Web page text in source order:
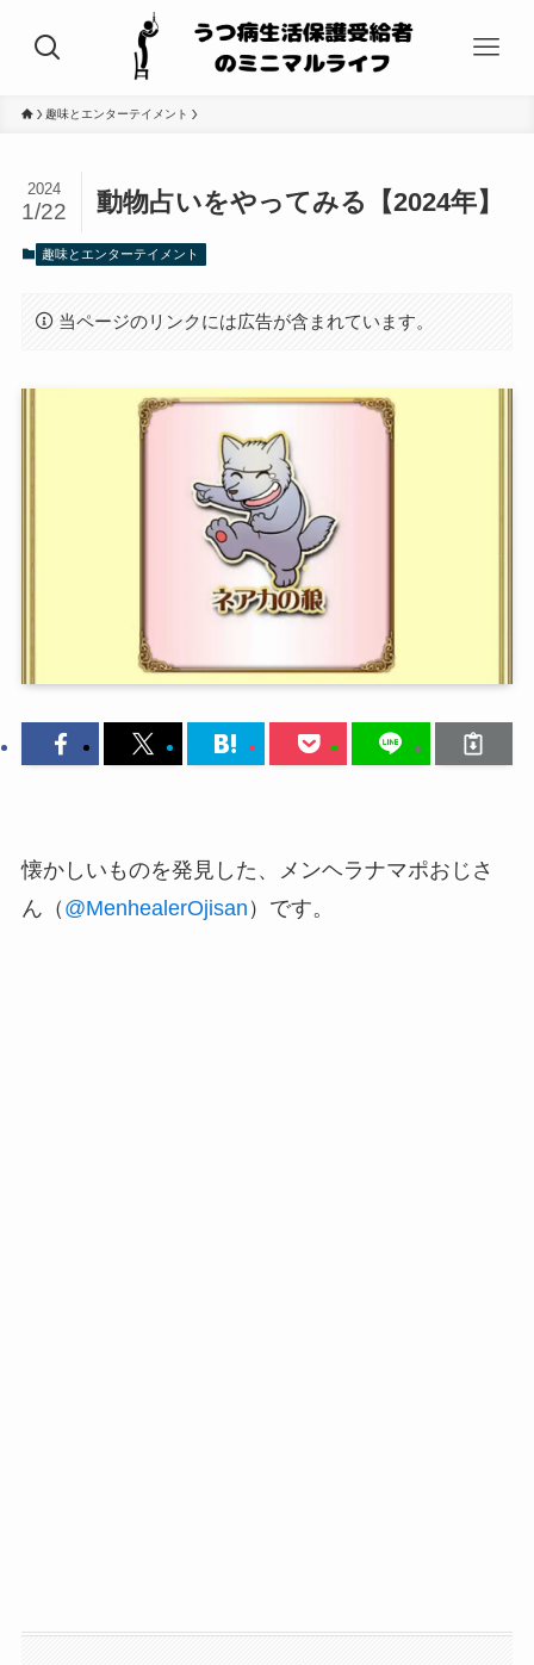
趣味とエンターテイメント
動物占いをやってみる【2024年】
2024
1/22
趣味とエンターテイメント
当ページのリンクには広告が含まれています。
懐かしいものを発見した、メンヘラナマポおじさ
ん（ @MenhealerOjisan ）です。